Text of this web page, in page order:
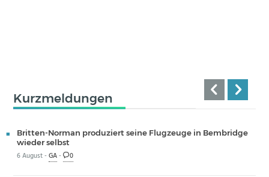
Kurzmeldungen
Britten-Norman produziert seine Flugzeuge in Bembridge
wieder selbst
6 August -GA- 0